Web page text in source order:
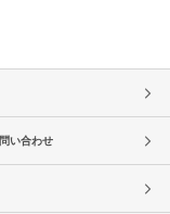
い合わせ